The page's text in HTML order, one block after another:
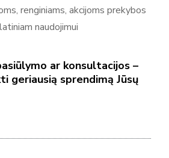
renginiams, akcijoms prekybos
naudojimui
ar konsultacijos –
geriausią sprendimą Jūsų